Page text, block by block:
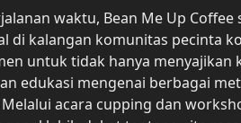
waktu, Bean Me Up
di kalangan komunitas pecinta
untuk tidak hanya menyajikan
edukasi mengenai berbagai
acara cupping dan